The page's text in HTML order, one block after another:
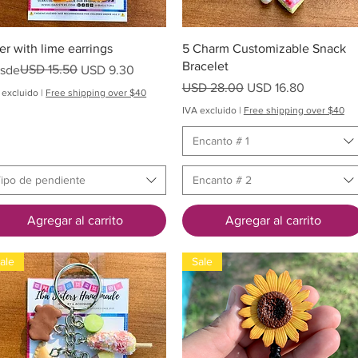
Vista rápida
with lime earrings
USD 15.50 USD 9.30
de oferta
excluido | Free shipping over $40
de pendiente
Agregar al carrito
Vista rápida
5 Charm Customizable Snack
Bracelet
Precio
USD 28.00 Precio de oferta
USD 16.80
IVA excluido| Free shipping over $40
Encanto # 1
Encanto # 2
Agregar al carrito
Sale